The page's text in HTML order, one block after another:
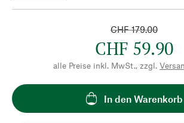
CHF 179.00
CHF 59.90
alle Preise inkl. MwSt., zzgl.
In den Warenkorb